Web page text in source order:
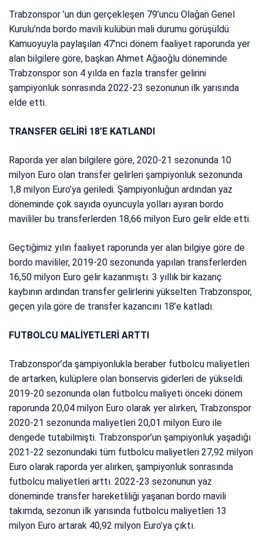
Trabzonspor ’un dün gerçekleşen 79’uncu Olağan Genel
Kurulu’nda bordo mavili kulübün mali durumu görüşüldü.
Kamuoyuyla paylaşılan 47’nci dönem faaliyet raporunda yer
alan bilgilere göre, başkan Ahmet Ağaoğlu döneminde
Trabzonspor son 4 yılda en fazla transfer gelirini
şampiyonluk sonrasında 2022-23 sezonunun ilk yarısında
elde etti.
TRANSFER GELİRİ 18’E KATLANDI
Raporda yer alan bilgilere göre, 2020-21 sezonunda 10
milyon Euro olan transfer gelirleri şampiyonluk sezonunda
1,8 milyon Euro’ya geriledi. Şampiyonluğun ardından yaz
döneminde çok sayıda oyuncuyla yolları ayıran bordo
mavililer bu transferlerden 18,66 milyon Euro gelir elde etti.
Geçtiğimiz yılın faaliyet raporunda yer alan bilgiye göre de
bordo mavililer, 2019-20 sezonunda yapılan transferlerden
16,50 milyon Euro gelir kazanmıştı. 3 yıllık bir kazanç
kaybının ardından transfer gelirlerini yükselten Trabzonspor,
geçen yıla göre de transfer kazancını 18’e katladı.
FUTBOLCU MALİYETLERİ ARTTI
Trabzonspor’da şampiyonlukla beraber futbolcu maliyetleri
de artarken, kulüplere olan bonservis giderleri de yükseldi.
2019-20 sezonunda olan futbolcu maliyeti önceki dönem
raporunda 20,04 milyon Euro olarak yer alırken, Trabzonspor
2020-21 sezonunda maliyetleri 20,01 milyon Euro ile
dengede tutabilmişti. Trabzonspor’un şampiyonluk yaşadığı
2021-22 sezonundaki tüm futbolcu maliyetleri 27,92 milyon
Euro olarak raporda yer alırken, şampiyonluk sonrasında
futbolcu maliyetleri arttı. 2022-23 sezonunun yaz
döneminde transfer hareketliliği yaşanan bordo mavili
takımda, sezonun ilk yarısında futbolcu maliyetleri 13
milyon Euro artarak 40,92 milyon Euro’ya çıktı.